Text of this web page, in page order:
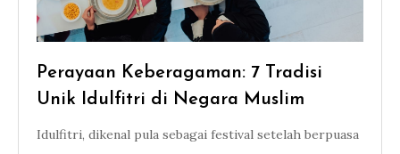
Perayaan Keberagaman: 7 Tradisi
Unik Idulfitri di Negara Muslim
Idulfitri, dikenal pula sebagai festival setelah berpuasa